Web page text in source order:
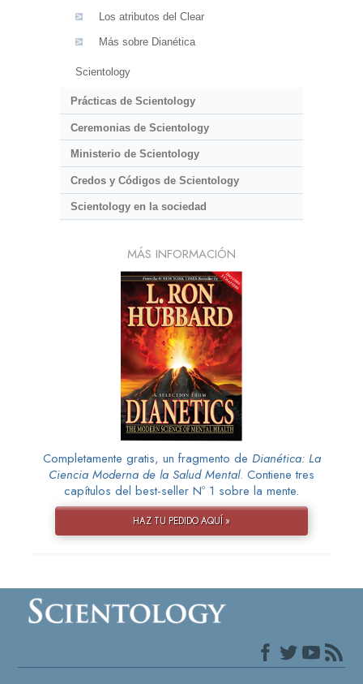
Los atributos del Clear
Más sobre Dianética
Scientology
Prácticas de Scientology
Ceremonias de Scientology
Ministerio de Scientology
Credos y Códigos de Scientology
Scientology en la sociedad
MÁS INFORMACIÓN
Completamente gratis, un fragmento de Dianética: La
Ciencia Moderna de la Salud Mental. Contiene tres
capítulos del best-seller Nº 1 sobre la mente.
HAZ TU PEDIDO AQUÍ »